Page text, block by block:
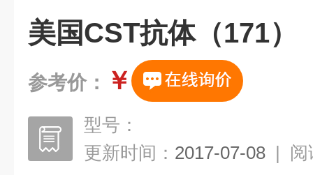
美国CST抗体（171）
参考价： ￥
型号：
更新时间： 2017-07-08 | 阅